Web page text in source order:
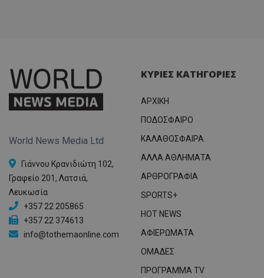
World News Media Ltd
Γιάννου Κρανιδιώτη 102,
Γραφείο 201, Λατσιά,
Λευκωσία
+357 22 205865
+357 22 374613
info@tothemaonline.com
ΚΥΡΙΕΣ ΚΑΤΗΓΟΡΙΕΣ
ΑΡΧΙΚΗ
ΠΟΔΟΣΦΑΙΡΟ
ΚΑΛΑΘΟΣΦΑΙΡΑ
ΑΛΛΑ ΑΘΛΗΜΑΤΑ
ΑΡΘΡΟΓΡΑΦΙΑ
SPORTS+
HOT NEWS
ΑΦΙΕΡΩΜΑΤΑ
ΟΜΑΔΕΣ
ΠΡΟΓΡΑΜΜΑ TV